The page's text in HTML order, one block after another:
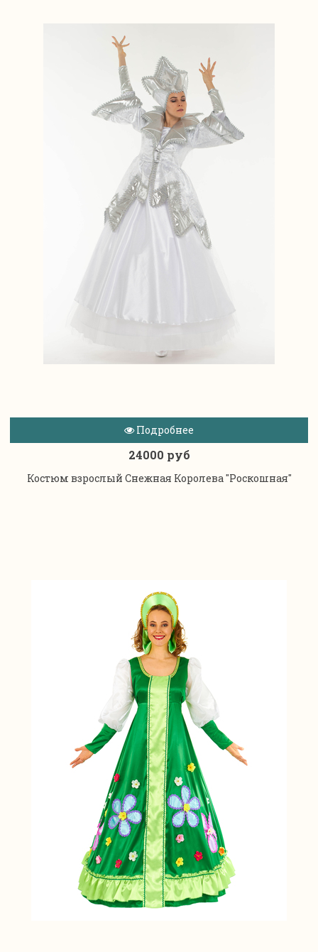
Подробнее
24000 руб
Костюм взрослый Снежная Королева "Роскошная"